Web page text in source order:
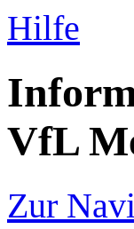
Hilfe
VfL
Zur